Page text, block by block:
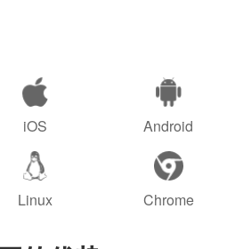
iOS Android
Linux Chrome